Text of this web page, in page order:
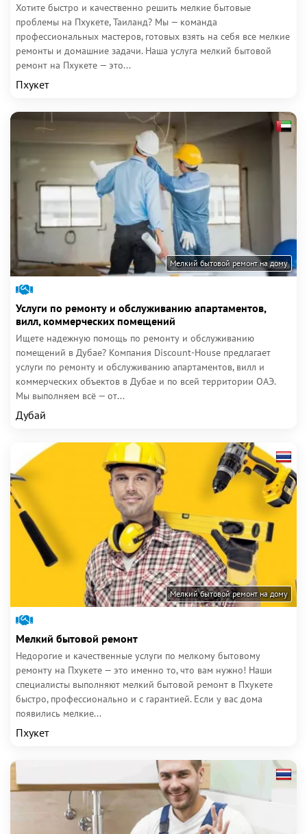
Хотите быстро и качественно решить мелкие бытовые
проблемы на Пхукете, Таиланд? Мы — команда
профессиональных мастеров, готовых взять на себя все мелкие
ремонты и домашние задачи. Наша услуга мелкий бытовой
ремонт на Пхукете — это...
Пхукет
Мелкий бытовой ремонт на дому
Услуги по ремонту и обслуживанию апартаментов,
вилл, коммерческих помещений
Ищете надежную помощь по ремонту и обслуживанию
помещений в Дубае? Компания Discount-House предлагает
услуги по ремонту и обслуживанию апартаментов, вилл и
коммерческих объектов в Дубае и по всей территории ОАЭ.
Мы выполняем всё — от...
Дубай
Мелкий бытовой ремонт на дому
Мелкий бытовой ремонт
Недорогие и качественные услуги по мелкому бытовому
ремонту на Пхукете — это именно то, что вам нужно! Наши
специалисты выполняют мелкий бытовой ремонт в Пхукете
быстро, профессионально и с гарантией. Если у вас дома
появились мелкие...
Пхукет